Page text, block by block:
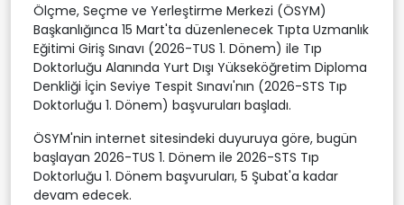
Ölçme, Seçme ve Yerleştirme Merkezi (ÖSYM)
Başkanlığınca 15 Mart'ta düzenlenecek Tıpta Uzmanlık
Eğitimi Giriş Sınavı (2026-TUS 1. Dönem) ile Tıp
Doktorluğu Alanında Yurt Dışı Yükseköğretim Diploma
Denkliği İçin Seviye Tespit Sınavı'nın (2026-STS Tıp
Doktorluğu 1. Dönem) başvuruları başladı.
ÖSYM'nin internet sitesindeki duyuruya göre, bugün
başlayan 2026-TUS 1. Dönem ile 2026-STS Tıp
Doktorluğu 1. Dönem başvuruları, 5 Şubat'a kadar
devam edecek.